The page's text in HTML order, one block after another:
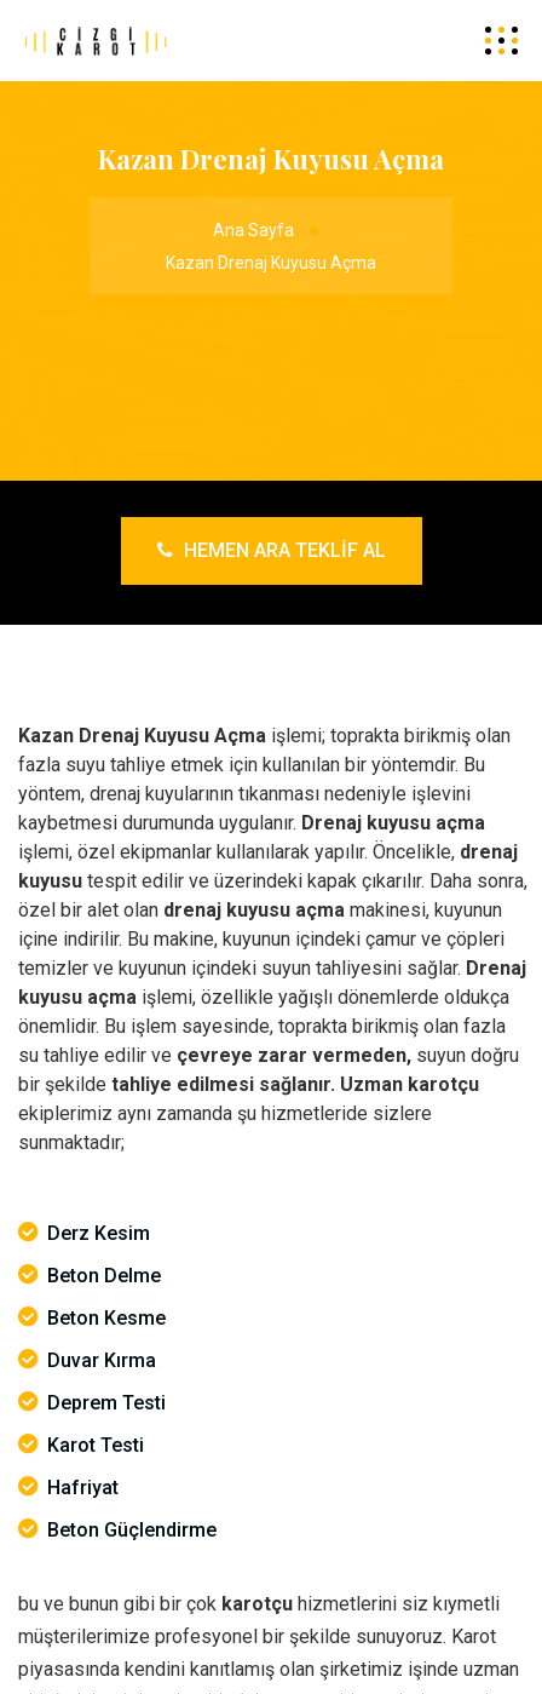
Kazan Drenaj Kuyusu Açma
Ana Sayfa
Kazan Drenaj Kuyusu Açma
HEMEN ARA TEKLIF AL
Kazan Drenaj Kuyusu Açma işlemi; toprakta birikmiş olan
fazla suyu tahliye etmek için kullanılan bir yöntemdir. Bu
yöntem, drenaj kuyularının tıkanması nedeniyle işlevini
kaybetmesi durumunda uygulanır. Drenaj kuyusu açma
işlemi, özel ekipmanlar kullanılarak yapılır. Öncelikle, drenaj
kuyusu tespit edilir ve üzerindeki kapak çıkarılır. Daha sonra,
özel bir alet olan drenaj kuyusu açma makinesi, kuyunun
içine indirilir. Bu makine, kuyunun içindeki çamur ve çöpleri
temizler ve kuyunun içindeki suyun tahliyesini sağlar. Drenaj
kuyusu açma işlemi, özellikle yağışlı dönemlerde oldukça
önemlidir. Bu işlem sayesinde, toprakta birikmiş olan fazla
su tahliye edilir ve çevreye zarar vermeden, suyun doğru
bir şekilde tahliye edilmesi sağlanır. Uzman karotçu
ekiplerimiz aynı zamanda şu hizmetleride sizlere
sunmaktadır;
Derz Kesim
Beton Delme
Beton Kesme
Duvar Kırma
Deprem Testi
Karot Testi
Hafriyat
Beton Güçlendirme
bu ve bunun gibi bir çok karotçu hizmetlerini siz kıymetli
müşterilerimize profesyonel bir şekilde sunuyoruz. Karot
piyasasında kendini kanıtlamış olan şirketimiz işinde uzman